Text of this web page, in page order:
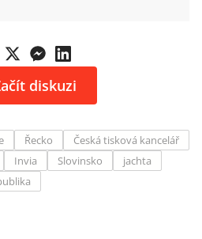
diskuzi
Řecko
Česká tisková kancelář
Invia Slovinsko
jachta